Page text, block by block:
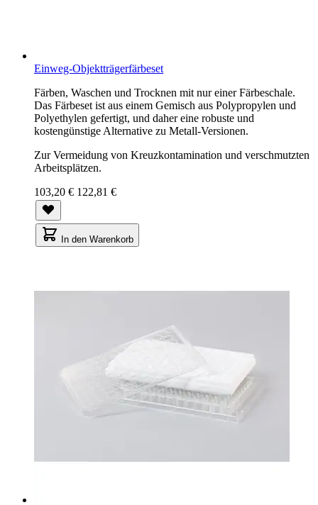
Einweg-Objektträgerfärbeset
Färben, Waschen und Trocknen mit nur einer Färbeschale.
Das Färbeset ist aus einem Gemisch aus Polypropylen und
Polyethylen gefertigt, und daher eine robuste und
kostengünstige Alternative zu Metall-Versionen.
Zur Vermeidung von Kreuzkontamination und verschmutzten
Arbeitsplätzen.
103,20 € 122,81 €
In den Warenkorb